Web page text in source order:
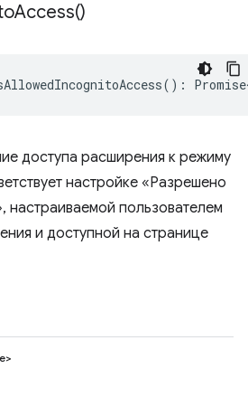
Access()
() :
доступа расширения к режиму
настройке «Разрешено
настраиваемой пользователем
и доступной на странице